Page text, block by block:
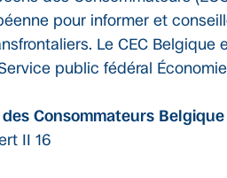
pour informer et
Le CEC Belgique
public fédéral
Consommateurs Belgique
II 16